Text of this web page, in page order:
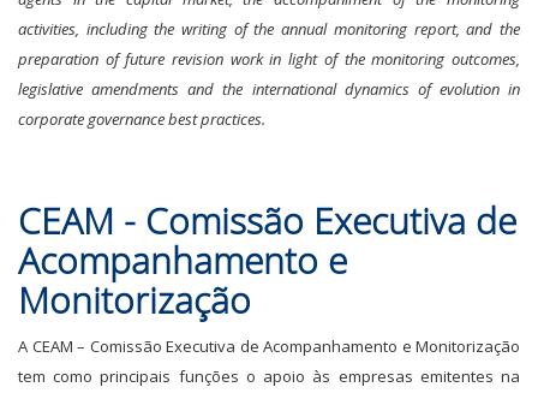
activities, including the writing of the annual monitoring report, and the
preparation of future revision work in light of the monitoring outcomes,
legislative amendments and the international dynamics of evolution in
corporate governance best practices.
CEAM - Comissão Executiva de
Acompanhamento e
Monitorização
A CEAM – Comissão Executiva de Acompanhamento e Monitorização
tem como principais funções o apoio às empresas emitentes na